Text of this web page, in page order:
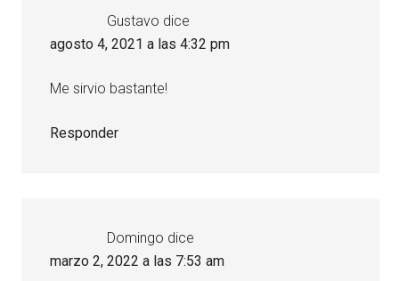
Gustavo dice
agosto 4, 2021 a las 4:32 pm
Me sirvio bastante!
Responder
Domingo dice
marzo 2, 2022 a las 7:53 am